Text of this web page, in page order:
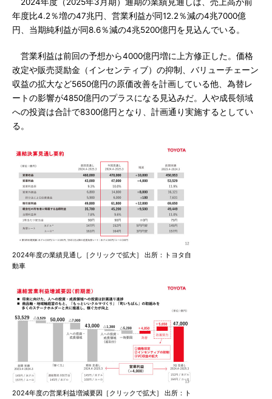
年度比4.2％増の47兆円、営業利益が同12.2％減の4兆7000億
円、当期純利益が同8.6％減の4兆5200億円を見込んでいる。
営業利益は前回の予想から4000億円増に上方修正した。価格
改定や販売奨励金（インセンティブ）の抑制、バリューチェーン
収益の拡大など5650億円の原価改善を計画している他、為替レ
ートの影響が4850億円のプラスになる見込みだ。人や成長領域
への投資は合計で8300億円となり、計画通り実施するとしてい
る。
2024年度の業績見通し［クリックで拡大］ 出所：トヨタ自
動車
2024年度の営業利益増減要因［クリックで拡大］ 出所：ト